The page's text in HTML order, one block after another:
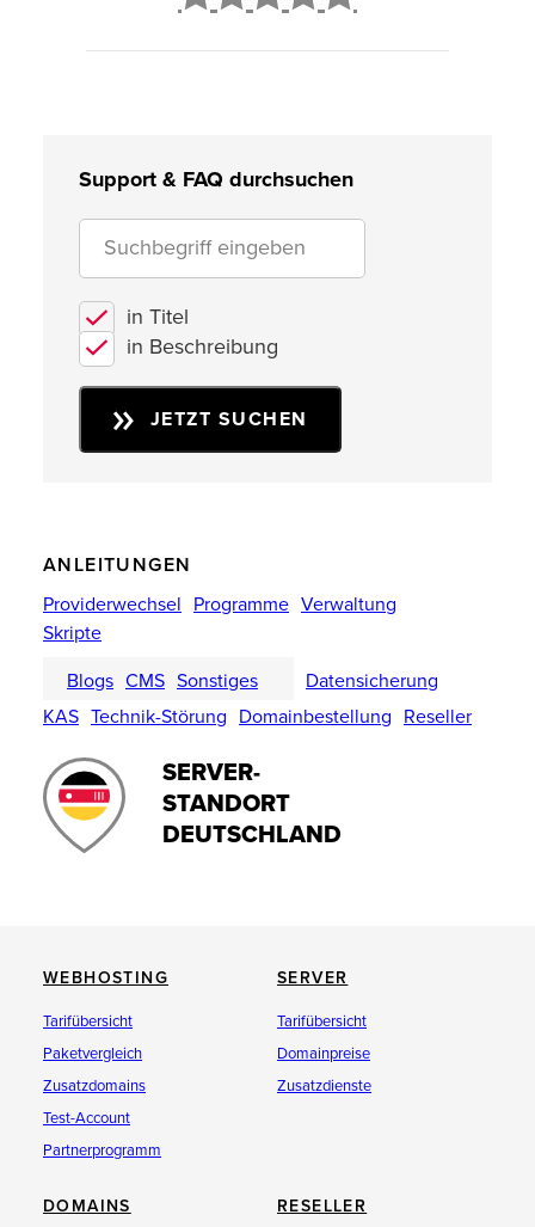
Support & FAQ durchsuchen
in Titel
in Beschreibung
JETZT SUCHEN
ANLEITUNGEN
Providerwechsel Programme Verwaltung
Skripte
Blogs CMS Sonstiges
Datensicherung
KAS Technik-Störung Domainbestellung Reseller
SERVER-
STANDORT
DEUTSCHLAND
WEBHOSTING
Tarifübersicht
Paketvergleich
Zusatzdomains
Test-Account
Partnerprogramm
SERVER
Tarifübersicht
Domainpreise
Zusatzdienste
DOMAINS RESELLER